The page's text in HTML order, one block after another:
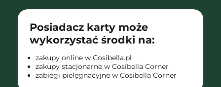
Posiadacz karty może
wykorzystać środki na:
zakupy online w Cosibella.pl
zakupy stacjonarne w Cosibella Corner
zabiegi pielęgnacyjne w Cosibella Corner